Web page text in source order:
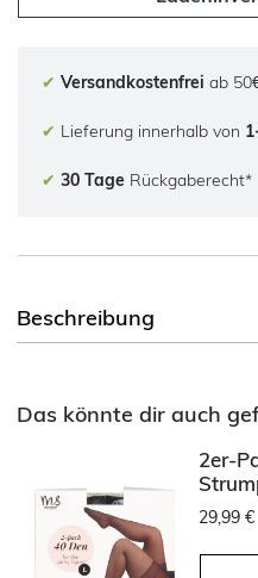
✔ Versandkostenfrei ab
✔ Lieferung innerhalb von
✔ 30 Tage Rückgaberecht*
Beschreibung
Das könnte dir auch
2er-
29,99 €